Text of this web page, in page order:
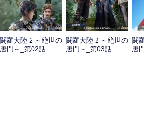
闘羅大陸 2 ～絶世の
唐門～_第02話
闘羅大陸 2 ～絶世の
唐門～_第03話
闘
唐